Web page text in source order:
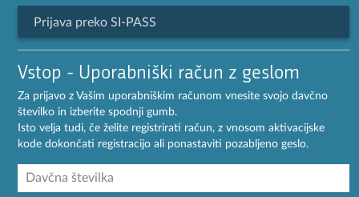
Prijava preko SI-PASS
Vstop - Uporabniški račun z geslom
Za prijavo z Vašim uporabniškim računom vnesite svojo davčno
številko in izberite spodnji gumb.
Isto velja tudi, če želite registrirati račun, z vnosom aktivacijske
kode dokončati registracijo ali ponastaviti pozabljeno geslo.